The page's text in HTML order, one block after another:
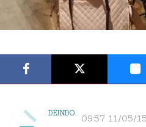
DEINDO 09:57 11/05/15